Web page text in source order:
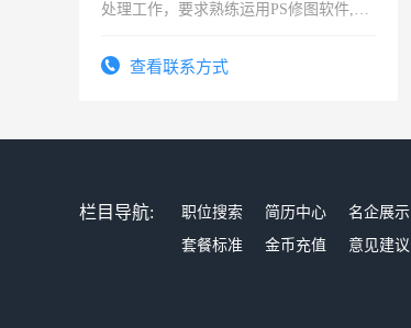
处理工作，要求熟练运用PS修图软件,工
查看联系方式
栏目导航: 职位搜索 简历中心 名企展示
套餐标准
金币充值 意见建议